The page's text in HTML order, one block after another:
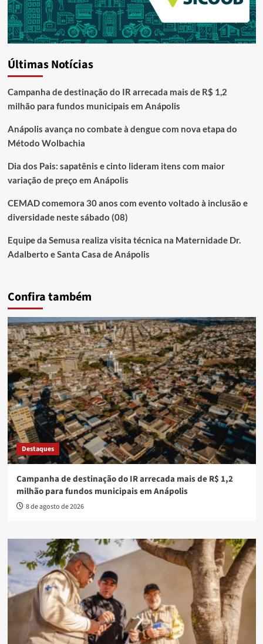
Últimas Notícias
Campanha de destinação do IR arrecada mais de R$ 1,2
milhão para fundos municipais em Anápolis
Anápolis avança no combate à dengue com nova etapa do
Método Wolbachia
Dia dos Pais: sapatênis e cinto lideram itens com maior
variação de preço em Anápolis
CEMAD comemora 30 anos com evento voltado à inclusão e
diversidade neste sábado (08)
Equipe da Semusa realiza visita técnica na Maternidade Dr.
Adalberto e Santa Casa de Anápolis
Confira também
Destaques
Campanha de destinação do IR arrecada mais de R$ 1,2
milhão para fundos municipais em Anápolis
8 de agosto de 2026